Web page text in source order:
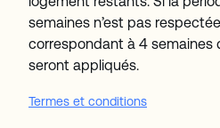
semaines n’est pas
correspondant à 4 semaines
seront appliqués.
Termes et conditions